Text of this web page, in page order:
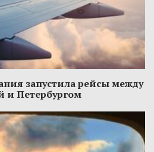
запустила рейсы между
и Петербургом